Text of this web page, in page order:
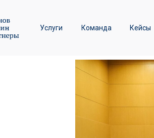
Команда
Услуги Кейсы
Лизинговые споры
участие